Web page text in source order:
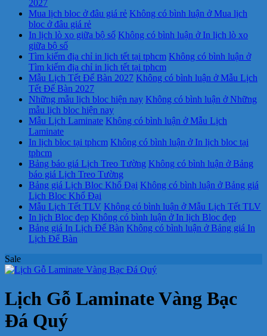
2027
Mua lịch bloc ở đâu giá rẻ Không có bình luận ở Mua lịch
bloc ở đâu giá rẻ
In lịch lò xo giữa bộ số Không có bình luận ở In lịch lò xo
giữa bộ số
Tìm kiếm địa chỉ in lịch tết tại tphcm Không có bình luận ở
Tìm kiếm địa chỉ in lịch tết tại tphcm
Mẫu Lịch Tết Để Bàn 2027 Không có bình luận ở Mẫu Lịch
Tết Để Bàn 2027
Những mẫu lịch bloc hiện nay Không có bình luận ở Những
mẫu lịch bloc hiện nay
Mẫu Lịch Laminate Không có bình luận ở Mẫu Lịch
Laminate
In lịch bloc tại tphcm Không có bình luận ở In lịch bloc tại
tphcm
Bảng báo giá Lịch Treo Tường Không có bình luận ở Bảng
báo giá Lịch Treo Tường
Bảng giá Lịch Bloc Khổ Đại Không có bình luận ở Bảng giá
Lịch Bloc Khổ Đại
Mẫu Lịch Tết TLV Không có bình luận ở Mẫu Lịch Tết TLV
In lịch Bloc đẹp Không có bình luận ở In lịch Bloc đẹp
Bảng giá In Lịch Để Bàn Không có bình luận ở Bảng giá In
Lịch Để Bàn
Sale
Lịch Gỗ Laminate Vàng Bạc
Đá Quý